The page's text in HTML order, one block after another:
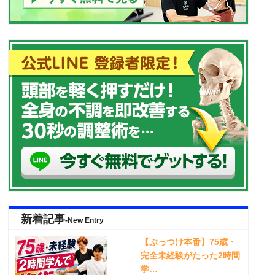
新着記事-New Entry
【ぶっつけ本番】75歳・
完全未経験がたった2時間
学…